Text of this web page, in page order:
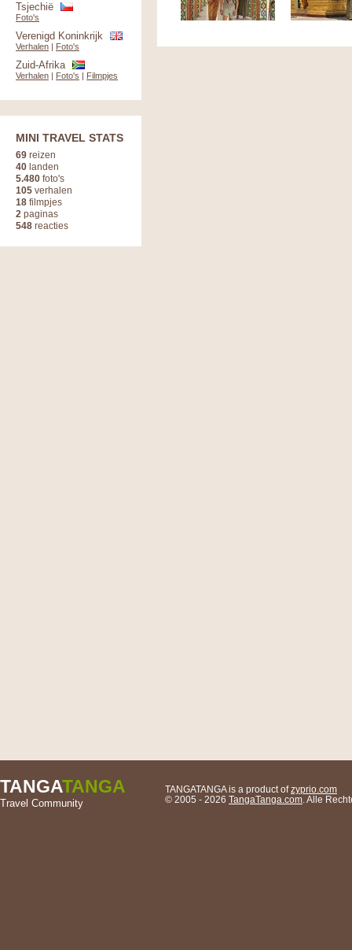
Tsjechië
Foto's
Verenigd Koninkrijk
Verhalen | Foto's
Zuid-Afrika
Verhalen | Foto's | Filmpjes
MINI TRAVEL STATS
69 reizen
40 landen
5.480 foto's
105 verhalen
18 filmpjes
2 paginas
548 reacties
TANGATANGA
Travel Community
TANGATANGA is a product ofzyprio.com
© 2005 - 2026 TangaTanga.com . Alle